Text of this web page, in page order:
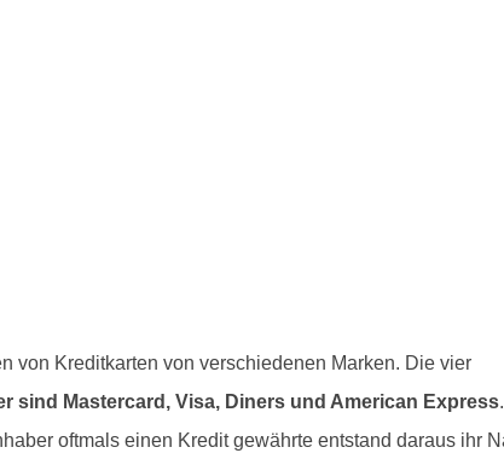
von Kreditkarten von verschiedenen Marken. Die vier
sind Mastercard, Visa, Diners und American Express.
oftmals einen Kredit gewährte entstand daraus ihr